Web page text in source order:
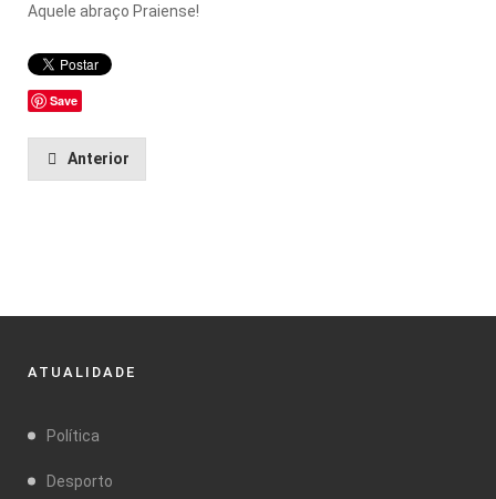
Aquele abraço Praiense!
Save
Anterior
ATUALIDADE
Política
Desporto